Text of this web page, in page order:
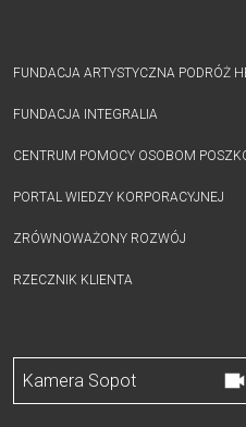
FUNDACJA ARTYSTYCZNA PODRÓŻ
FUNDACJA INTEGRALIA
CENTRUM POMOCY OSOBOM
PORTAL WIEDZY KORPORACYJNEJ
ZRÓWNOWAŻONY ROZWÓJ
RZECZNIK KLIENTA
Kamera Sopot